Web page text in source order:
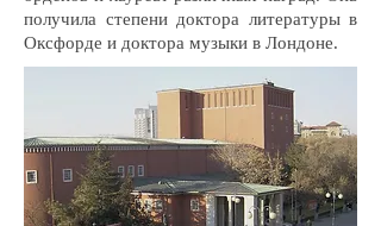
получила степени доктора литературы в
Оксфорде и доктора музыки в Лондоне.